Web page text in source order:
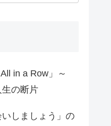
All in a Row」～
の断片
しましょう」の